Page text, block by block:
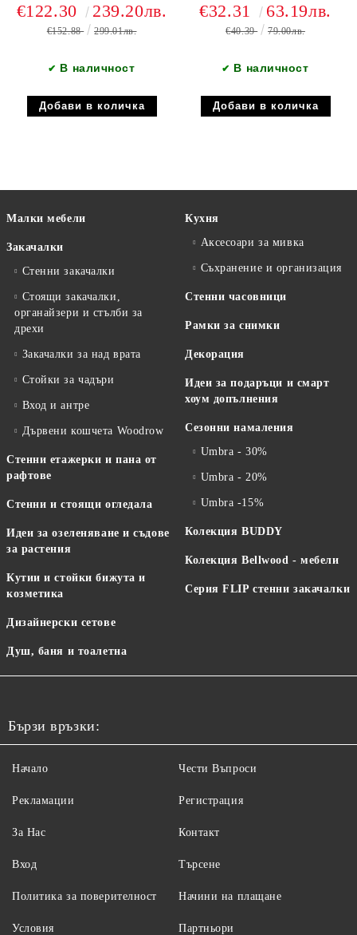
€122.30 239.20лв.
€152.88 299.01лв.
✔ В наличност
€32.31 63.19лв.
€40.39 79.00лв.
✔ В наличност
Малки мебели
Закачалки
Стенни закачалки
Стоящи закачалки,
органайзери и стълби за
дрехи
Закачалки за над врата
Стойки за чадъри
Вход и антре
Дървени кошчета Woodrow
Стенни етажерки и пана от
рафтове
Стенни и стоящи огледала
Идеи за озеленяване и съдове
за растения
Кутии и стойки бижута и
козметика
Дизайнерски сетове
Душ, баня и тоалетна
Кухня
Аксесоари за мивка
Съхранение и организация
Стенни часовници
Рамки за снимки
Декорация
Идеи за подаръци и смарт
хоум допълнения
Сезонни намаления
Umbra - 30%
Umbra - 20%
Umbra -15%
Колекция BUDDY
Колекция Bellwood - мебели
Серия FLIP стенни закачалки
Бързи връзки:
Начало
Рекламации
За Нас
Вход
Чести Въпроси
Регистрация
Контакт
Търсене
Политика за поверителност
Условия
Начини на плащане
Партньори